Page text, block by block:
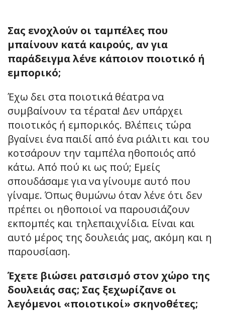
Σας ενοχλούν οι ταμπέλες που
μπαίνουν κατά καιρούς, αν για
παράδειγμα λένε κάποιον ποιοτικό ή
εμπορικό;
Έχω δει στα ποιοτικά θέατρα να
συμβαίνουν τα τέρατα! Δεν υπάρχει
ποιοτικός ή εμπορικός. Βλέπεις τώρα
βγαίνει ένα παιδί από ένα ριάλιτι και του
κοτσάρουν την ταμπέλα ηθοποιός από
κάτω. Από πού κι ως πού; Εμείς
σπουδάσαμε για να γίνουμε αυτό που
γίναμε. Όπως θυμώνω όταν λένε ότι δεν
πρέπει οι ηθοποιοί να παρουσιάζουν
εκπομπές και τηλεπαιχνίδια. Είναι και
αυτό μέρος της δουλειάς μας, ακόμη και η
παρουσίαση.
Έχετε βιώσει ρατσισμό στον χώρο της
δουλειάς σας; Σας ξεχωρίζανε οι
λεγόμενοι «ποιοτικοί» σκηνοθέτες;